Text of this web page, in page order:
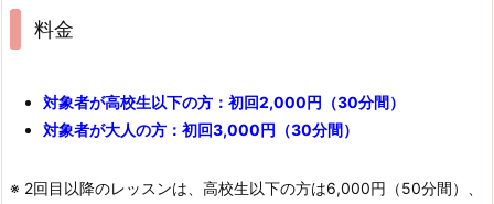
料金
対象者が高校生以下の方：初回2,000円（30分間）
対象者が大人の方：初回3,000円（30分間）
※ 2回目以降のレッスンは、高校生以下の方は6,000円（50分間）、